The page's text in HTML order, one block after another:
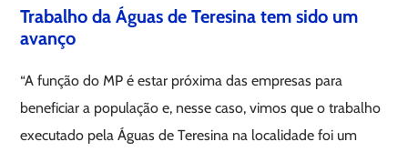
Trabalho da Águas de Teresina tem sido um
avanço
“A função do MP é estar próxima das empresas para
beneficiar a população e, nesse caso, vimos que o trabalho
executado pela Águas de Teresina na localidade foi um